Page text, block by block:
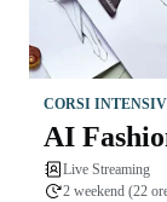
CORSI
AI
Live Streaming
2 weekend (22